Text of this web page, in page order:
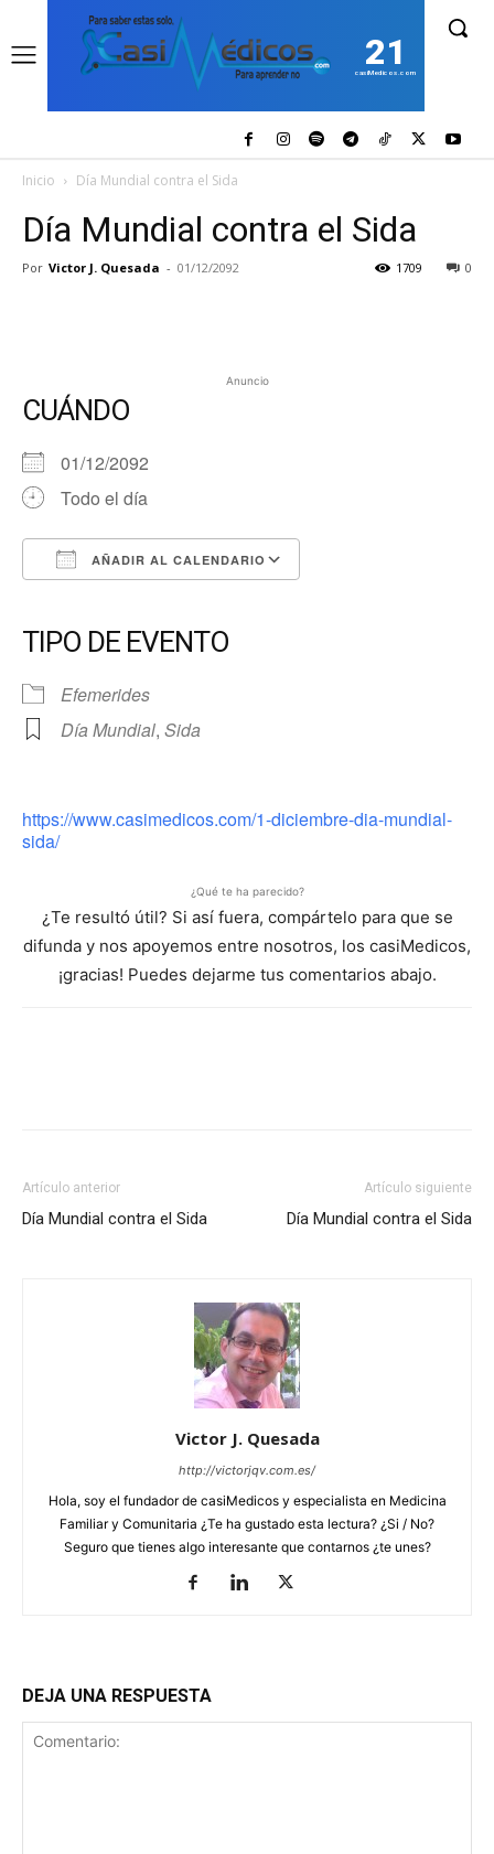
21
casiMedicos.com
Inicio Día Mundial contra el Sida
Día Mundial contra el Sida
Por Victor J. Quesada - 01/12/2092 0
1709
Anuncio
CUÁNDO
01/12/2092
Todo el día
AÑADIR AL CALENDARIO
TIPO DE EVENTO
Efemerides
Día Mundial, Sida
https://www.casimedicos.com/1-diciembre-dia-mundial-
sida/
¿Qué te ha parecido?
¿Te resultó útil? Si así fuera, compártelo para que se
difunda y nos apoyemos entre nosotros, los casiMedicos,
¡gracias! Puedes dejarme tus comentarios abajo.
Artículo anterior
Día Mundial contra el Sida
Artículo siguiente
Día Mundial contra el Sida
Victor J. Quesada
http://victorjqv.com.es/
Hola, soy el fundador de casiMedicos y especialista en Medicina
Familiar y Comunitaria ¿Te ha gustado esta lectura? ¿Si / No?
Seguro que tienes algo interesante que contarnos ¿te unes?
DEJA UNA RESPUESTA